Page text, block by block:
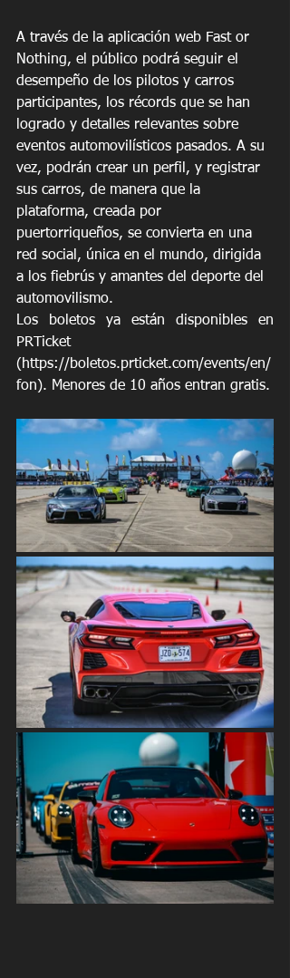
A través de la aplicación web Fast or
Nothing, el público podrá seguir el
desempeño de los pilotos y carros
participantes, los récords que se han
logrado y detalles relevantes sobre
eventos automovilísticos pasados. A su
vez, podrán crear un perfil, y registrar
sus carros, de manera que la
plataforma, creada por
puertorriqueños, se convierta en una
red social, única en el mundo, dirigida
a los fiebrús y amantes del deporte del
automovilismo.
Los boletos ya están disponibles en
PRTicket
(https://boletos.prticket.com/events/en/
fon). Menores de 10 años entran gratis.